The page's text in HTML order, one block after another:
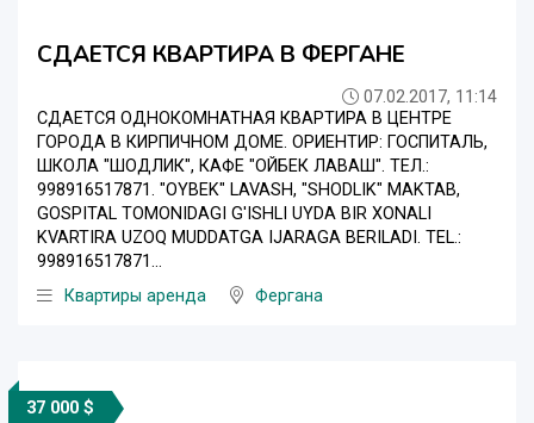
СДАЕТСЯ КВАРТИРА В ФЕРГАНЕ
07.02.2017, 11:14
СДАЕТСЯ ОДНОКОМНАТНАЯ КВАРТИРА В ЦЕНТРЕ
ГОРОДА В КИРПИЧНОМ ДОМЕ. ОРИЕНТИР: ГОСПИТАЛЬ,
ШКОЛА "ШОДЛИК", КАФЕ "ОЙБЕК ЛАВАШ". ТЕЛ.:
998916517871. "OYBEK" LAVASH, "SHODLIK" MAKTAB,
GOSPITAL TOMONIDAGI G'ISHLI UYDA BIR XONALI
KVARTIRA UZOQ MUDDATGA IJARAGA BERILADI. TEL.:
998916517871...
Квартиры аренда
Фергана
37 000 $